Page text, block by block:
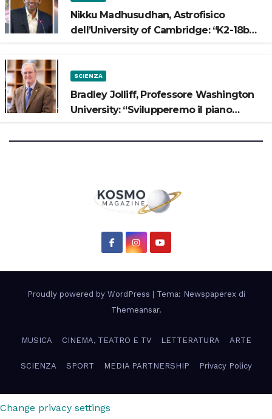
Nikku Madhusudhan, Astrofisico
dell’University of Cambridge: “K2-18b
SCIENZA
Bradley Jolliff, Professore Washington
University: “Svilupperemo il piano
Proudly powered by WordPress | Tema: Newspaperex di
Themeansar.
MUSICA CINEMA, TEATRO E TV LETTERATURA ARTE
SCIENZA SPORT MEDIA PARTNERSHIP Privacy Policy
Change privacy settings